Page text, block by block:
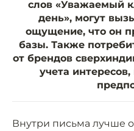
слов «Уважаемый
день», могут
ощущение, что он
базы. Также
от брендов
учета
Внутри письма лучше